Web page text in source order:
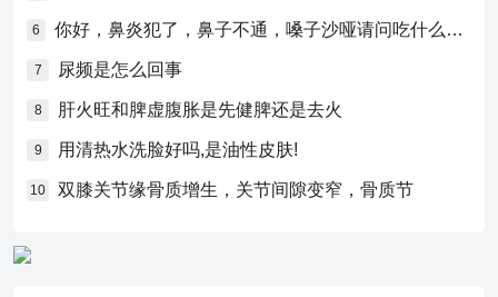
6 你好，鼻炎犯了，鼻子不通，嗓子沙哑请问吃什么药比较好？
7 尿频是怎么回事
8 肝火旺和脾虚腹胀是先健脾还是去火
9 用清热水洗脸好吗,是油性皮肤!
10 双膝关节缘骨质增生，关节间隙变窄，骨质节